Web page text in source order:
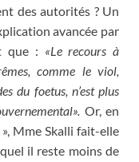
des autorités ? Un
avancée par
que : «Le recours à
comme le viol,
du foetus, n’est plus
Or, en
Mme Skalli fait-elle
il reste moins de